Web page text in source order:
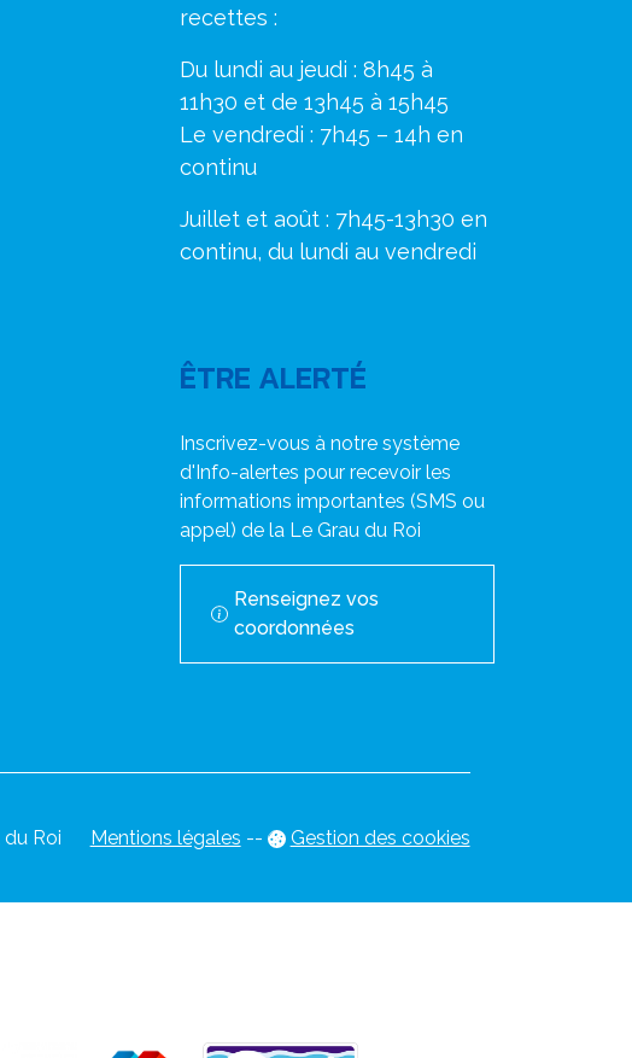
recettes :
Du lundi au jeudi : 8h45 à
11h30 et de 13h45 à 15h45
Le vendredi : 7h45 – 14h en
continu
Juillet et août : 7h45-13h30 en
continu, du lundi au vendredi
ÊTRE ALERTÉ
Inscrivez-vous à notre système
d'Info-alertes pour recevoir les
informations importantes (SMS ou
appel) de la Le Grau du Roi
Renseignez vos
coordonnées
Roi Mentions légales -- Gestion des cookies